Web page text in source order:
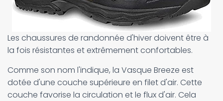
Les chaussures de randonnée d'hiver doivent être à
la fois résistantes et extrêmement confortables.
Comme son nom l'indique, la Vasque Breeze est
dotée d'une couche supérieure en filet d'air. Cette
couche favorise la circulation et le flux d'air. Cela